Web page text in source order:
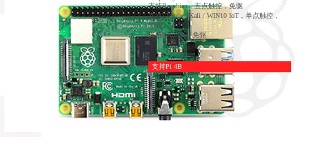
支持Raspbian，五点触控，免驱
支持Ubuntu / Kali / WIN10 IoT，单点触控，
免驱
支持Retropie，免驱
支持Pi 4B